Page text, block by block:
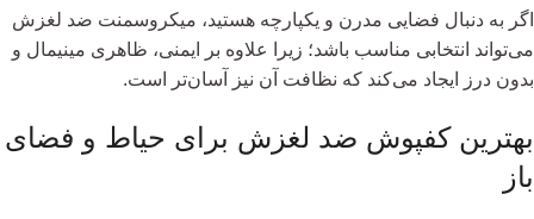
اگر به دنبال فضایی مدرن و یکپارچه هستید، میکروسمنت ضد لغزش
می‌تواند انتخابی مناسب باشد؛ زیرا علاوه بر ایمنی، ظاهری مینیمال و
بدون درز ایجاد می‌کند که نظافت آن نیز آسان‌تر است.
بهترین کفپوش ضد لغزش برای حیاط و فضای
باز